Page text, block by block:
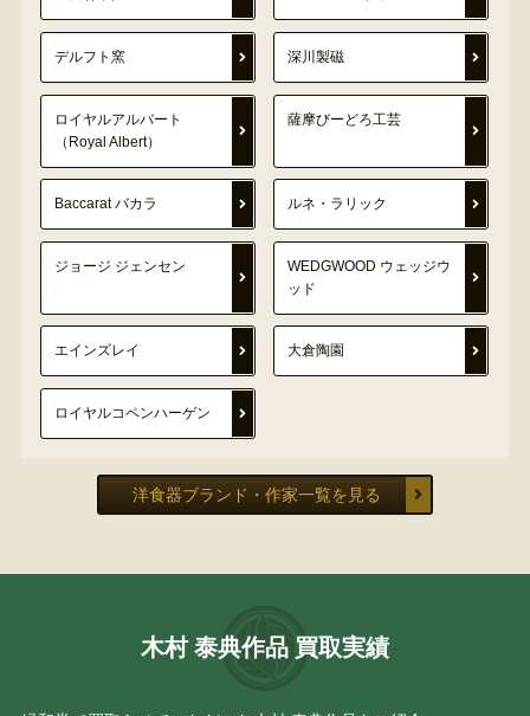
デルフト窯 深川製磁
ロイヤルアルバート
（Royal Albert）
薩摩びーどろ工芸
Baccarat バカラ ルネ・ラリック
ジョージ ジェンセン
WEDGWOOD ウェッジウ
ッド
エインズレイ 大倉陶園
ロイヤルコペンハーゲン
洋食器ブランド・作家一覧を見る
木村 泰典作品 買取実績